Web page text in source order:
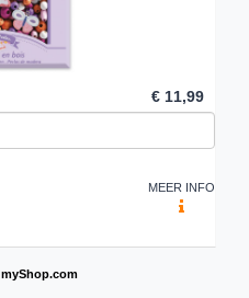
€ 11,99
MEER INFO
myShop.com